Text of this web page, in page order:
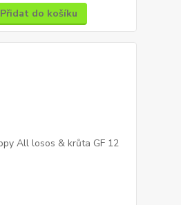
Přidat do košíku